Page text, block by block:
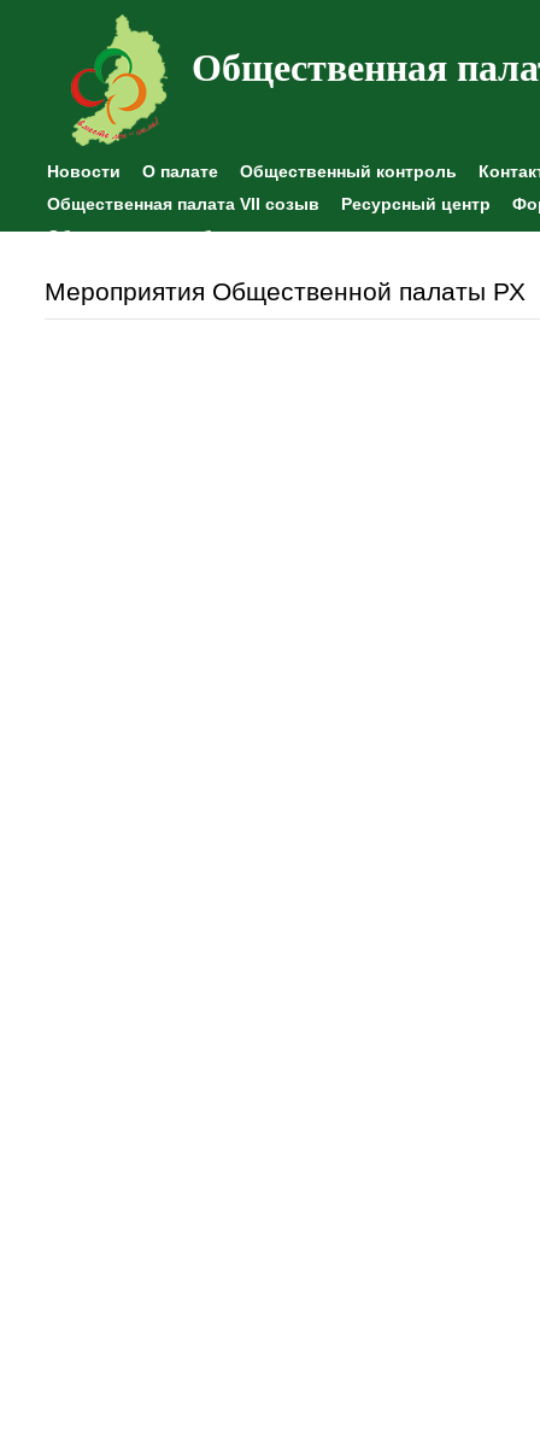
Общественная
Новости О палате Общественный контроль
Общественная палата VII созыв
Ресурсный центр
Общественные наблюдения
Мероприятия Общественной палаты РХ